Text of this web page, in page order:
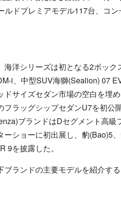
ドプレミアモデル117台、コン
洋シリーズは初となる2ボック
i、中型SUV海獅(Sealion) 07
サイズセダン市場の空白を埋
ラッグシップセダンU7を初公
ブランドはDセグメント高級
ショーに初出展し、豹(Bao)5
9を披露した。
ランドの主要モデルを紹介する